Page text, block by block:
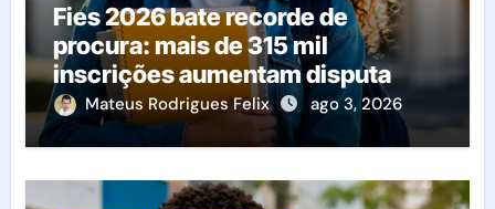
Fies 2026 bate recorde de
procura: mais de 315 mil
inscrições aumentam disputa
pelas vagas; veja o que acontece
agora
Mateus Rodrigues Felix ago 3, 2026